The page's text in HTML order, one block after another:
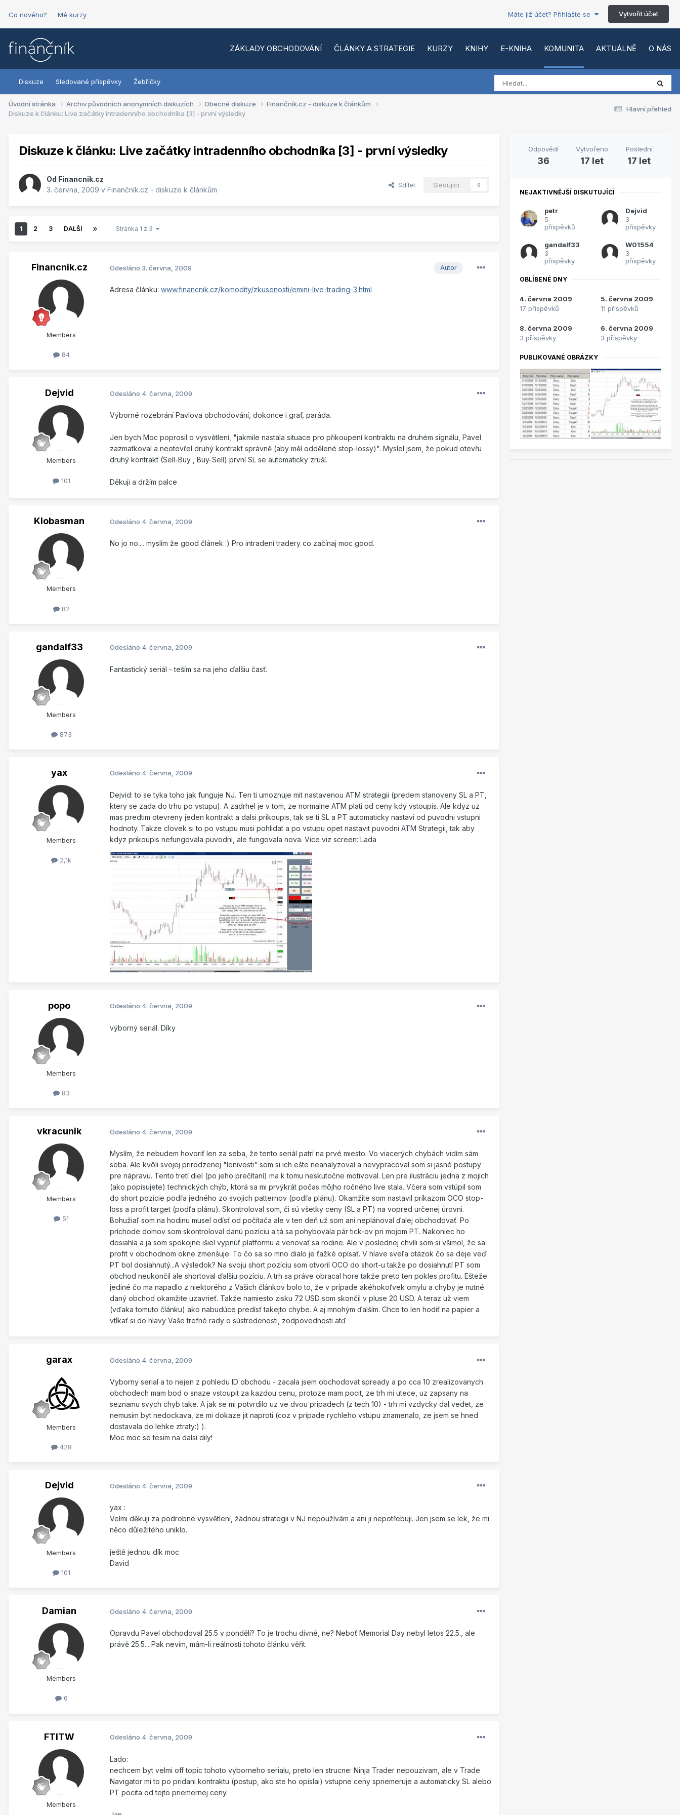
Co nového? Mé kurzy Máte již účet? Přihlašte se Vytvořit účet
ZÁKLADY OBCHODOVÁNÍ ČLÁNKY A STRATEGIE KURZY KNIHY E-KNIHA KOMUNITA AKTUÁLNĚ O NÁS
Diskuze Sledované příspěvky Žebříčky
Hlavní přehled
Úvodní stránka Archiv původních anonymních diskuzích Obecné diskuze
Finančník.cz - diskuze k článkům
Diskuze k článku: Live začátky intradenního obchodníka [3] - první výsledky
Diskuze k článku: Live začátky intradenního obchodníka [3] - první výsledky
Od Financnik.cz
3. června, 2009 v Finančník.cz - diskuze k článkům
Sdílet Sledující 0
1 2 3 DALŠÍ Stránka 1 z 3
Financnik.cz
Members
84
Autor
Odesláno 3. června, 2009
Adresa článku: www.financnik.cz/komodity/zkusenosti/emini-live-trading-3.html
Dejvid
Members
101
Odesláno 4. června, 2009
Výborné rozebrání Pavlova obchodování, dokonce i graf, paráda.
Jen bych Moc poprosil o vysvětlení, "jakmile nastala situace pro přikoupení kontraktu na druhém signálu, Pavel
zazmatkoval a neotevřel druhý kontrakt správně (aby měl oddělené stop-lossy)". Myslel jsem, že pokud otevřu
druhý kontrakt (Sell-Buy , Buy-Sell) první SL se automaticky zruší.
Děkuji a držím palce
Klobasman
Members
82
Odesláno 4. června, 2009
No jo no.... myslím že good článek :) Pro intradení tradery co začínaj moc good.
gandalf33
Members
873
Odesláno 4. června, 2009
Fantastický seriál - teším sa na jeho ďalšiu časť.
yax
Members
2,1k
Odesláno 4. června, 2009
Dejvid: to se tyka toho jak funguje NJ. Ten ti umoznuje mit nastavenou ATM strategii (predem stanoveny SL a PT,
ktery se zada do trhu po vstupu). A zadrhel je v tom, ze normalne ATM plati od ceny kdy vstoupis. Ale kdyz uz
mas predtim otevreny jeden kontrakt a dalsi prikoupis, tak se ti SL a PT automaticky nastavi od puvodni vstupni
hodnoty. Takze clovek si to po vstupu musi pohlidat a po vstupu opet nastavit puvodni ATM Strategii, tak aby
kdyz prikoupis nefungovala puvodni, ale fungovala nova. Vice viz screen: Lada
popo
Members
83
Odesláno 4. června, 2009
výborný seriál. Díky
vkracunik
Members
51
Odesláno 4. června, 2009
Myslím, že nebudem hovoriť len za seba, že tento seriál patrí na prvé miesto. Vo viacerých chybách vidím sám
seba. Ale kvôli svojej prirodzenej "lenivosti" som si ich ešte neanalyzoval a nevypracoval som si jasné postupy
pre nápravu. Tento tretí diel (po jeho prečítaní) ma k tomu neskutočne motivoval. Len pre ilustráciu jedna z mojich
(ako popisujete) technických chýb, ktorá sa mi prvýkrát počas môjho ročného live stala. Včera som vstúpil som
do short pozície podľa jedného zo svojich patternov (podľa plánu). Okamžite som nastavil príkazom OCO stop-
loss a profit target (podľa plánu). Skontroloval som, či sú všetky ceny (SL a PT) na vopred určenej úrovni.
Bohužiaľ som na hodinu musel odísť od počítača ale v ten deň už som ani neplánoval ďalej obchodovať. Po
príchode domov som skontroloval danú pozíciu a tá sa pohybovala pár tick-ov pri mojom PT. Nakoniec ho
dosiahla a ja som spokojne išiel vypnúť platformu a venovať sa rodine. Ale v poslednej chvíli som si všimol, že sa
profit v obchodnom okne zmenšuje. To čo sa so mno dialo je ťažké opísať. V hlave sveľa otázok čo sa deje veď
PT bol dosiahnutý...A výsledok? Na svoju short pozíciu som otvoril OCO do short-u takže po dosiahnutí PT som
obchod neukončil ale shortoval ďalšiu pozíciu. A trh sa práve obracal hore takže preto ten pokles profitu. Ešteže
jediné čo ma napadlo z niektorého z Vašich článkov bolo to, že v prípade akéhokoľvek omylu a chyby je nutné
daný obchod okamžite uzavrieť. Takže namiesto zisku 72 USD som skončil v pluse 20 USD. A teraz už viem
(vďaka tomuto článku) ako nabudúce predísť takejto chybe. A aj mnohým ďalším. Chce to len hodiť na papier a
vtĺkať si do hlavy Vaše trefné rady o sústredenosti, zodpovednosti atď
garax
Members
428
Odesláno 4. června, 2009
Vyborny serial a to nejen z pohledu ID obchodu - zacala jsem obchodovat spready a po cca 10 zrealizovanych
obchodech mam bod o snaze vstoupit za kazdou cenu, protoze mam pocit, ze trh mi utece, uz zapsany na
seznamu svych chyb take. A jak se mi potvrdilo uz ve dvou pripadech (z tech 10) - trh mi vzdycky dal vedet, ze
nemusim byt nedockava, ze mi dokaze jit naproti (coz v pripade rychleho vstupu znamenalo, ze jsem se hned
dostavala do lehke ztraty:) ).
Moc moc se tesim na dalsi dily!
Dejvid
Members
101
Odesláno 4. června, 2009
yax :
Velmi děkuji za podrobné vysvětlení, žádnou strategii v NJ nepoužívám a ani ji nepotřebuji. Jen jsem se lek, že mi
něco důležitého uniklo.
ještě jednou dík moc
David
Damian
Members
6
Odesláno 4. června, 2009
Opravdu Pavel obchodoval 25.5 v pondělí? To je trochu divné, ne? Neboť Memorial Day nebyl letos 22.5., ale
právě 25.5... Pak nevím, mám-li reálnosti tohoto článku věřit.
FTITW
Members
Odesláno 4. června, 2009
Lado:
nechcem byt velmi off topic tohoto vyborneho serialu, preto len strucne: Ninja Trader nepouzivam, ale v Trade
Navigator mi to po pridani kontraktu (postup, ako ste ho opislai) vstupne ceny spriemeruje a automaticky SL alebo
PT pocita od tejto priemernej ceny.
Odpovědí
36
Vytvořeno
17 let
Poslední
17 let
NEJAKTIVNĚJŠÍ DISKUTUJÍCÍ
petr
5
příspěvků
Dejvid
3
příspěvky
gandalf33
3
příspěvky
W01554
3
příspěvky
OBLÍBENÉ DNY
4. června 2009
17 příspěvků
5. června 2009
11 příspěvků
8. června 2009
3 příspěvky
6. června 2009
3 příspěvky
PUBLIKOVANÉ OBRÁZKY